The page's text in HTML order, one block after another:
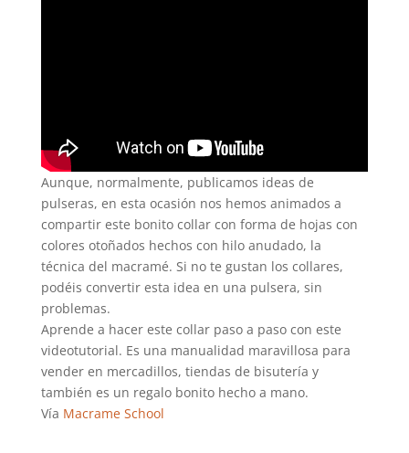
Aunque, normalmente, publicamos ideas de
pulseras, en esta ocasión nos hemos animados a
compartir este bonito collar con forma de hojas con
colores otoñados hechos con hilo anudado, la
técnica del macramé. Si no te gustan los collares,
podéis convertir esta idea en una pulsera, sin
problemas.
Aprende a hacer este collar paso a paso con este
videotutorial. Es una manualidad maravillosa para
vender en mercadillos, tiendas de bisutería y
también es un regalo bonito hecho a mano.
Vía Macrame School